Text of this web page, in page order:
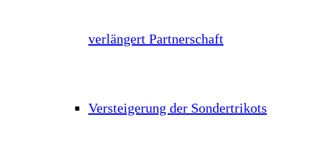
verlängert Partnerschaft
Versteigerung der Sondertrikots